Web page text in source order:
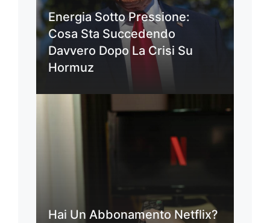
Energia Sotto Pressione:
Cosa Sta Succedendo
Davvero Dopo La Crisi Su
Hormuz
Hai Un Abbonamento Netflix?